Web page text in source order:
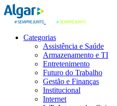
Categorias
Assistência e Saúde
Armazenamento e TI
Entretenimento
Futuro do Trabalho
Gestão e Finanças
Institucional
Internet